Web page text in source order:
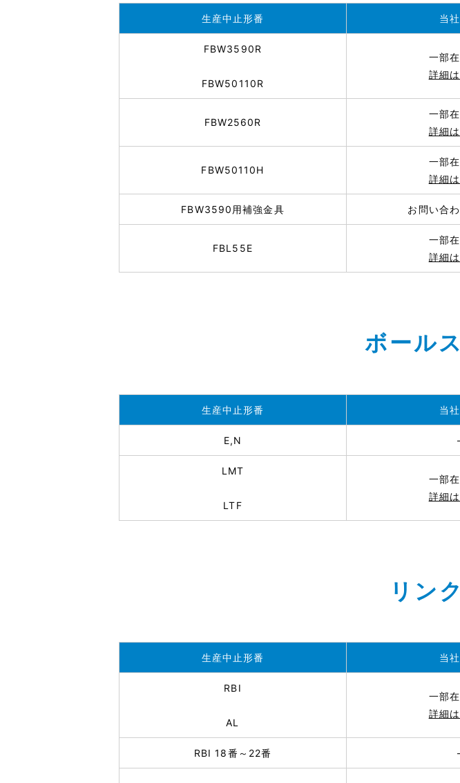
生産中止形番 当
FBW3590R
FBW50110R
一部
詳細
FBW2560R
一部
詳細
FBW50110H
一部
詳細
FBW3590用補強金具 お問い合
FBL55E
一部
詳細
ボール
生産中止形番 当
E,N
LMT
LTF
一部
詳細
リン
生産中止形番 当
RBI
AL
一部
詳細
RBI 18番～22番